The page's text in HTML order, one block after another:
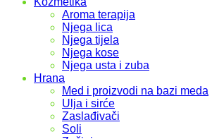
Aroma terapija
Njega lica
Njega tijela
Njega kose
Njega usta i zuba
Hrana
Med i proizvodi na bazi meda
Ulja i sirće
Zaslađivači
Soli